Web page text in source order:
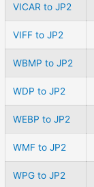
VICAR to JP2
VIFF to JP2
WBMP to JP2
WDP to JP2
WEBP to JP2
WMF to JP2
WPG to JP2